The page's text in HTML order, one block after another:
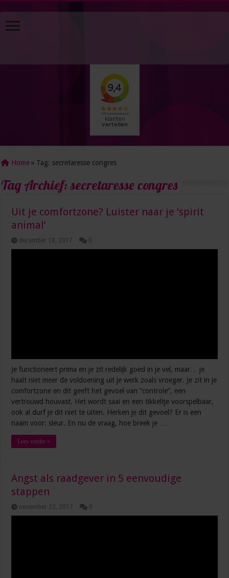
Home » Tag: secretaresse congres
Tag Archief:secretaresse congres
Uit je comfortzone? Luister naar je ‘spirit
animal’
december 18, 2017 0
Je functioneert prima en je zit redelijk goed in je vel, maar… je
haalt niet meer de voldoening uit je werk zoals vroeger. Je zit in je
comfortzone en dit geeft het gevoel van “controle”, een
vertrouwd houvast. Het wordt saai en een tikkeltje voorspelbaar,
ook al durf je dit niet te uiten. Herken je dit gevoel? Er is een
naam voor: sleur. En nu de vraag, hoe breek je …
Lees verder »
Angst als raadgever in 5 eenvoudige
stappen
november 22, 2017 0